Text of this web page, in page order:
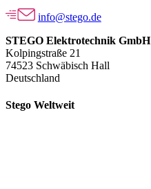
info@stego.de
STEGO Elektrotechnik GmbH
Kolpingstraße 21
74523 Schwäbisch Hall
Deutschland
Stego Weltweit